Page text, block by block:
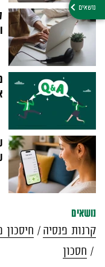
נושאים
קרנות פנסיה
חיסכון
חסכון